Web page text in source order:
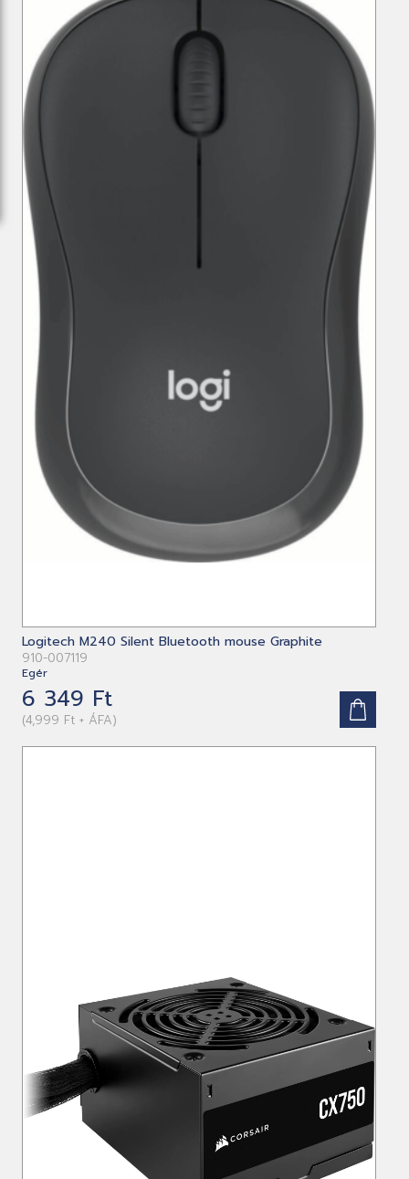
Logitech M240 Silent Bluetooth mouse Graphite
910-007119
Egér
6 349 Ft
(4,999 Ft + ÁFA)